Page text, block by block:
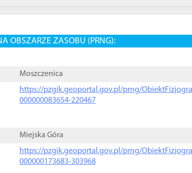
OBSZARZE ZASOBU (PRNG):
Moszczenica
https://pzgik.geoportal.gov.pl/prng/
000000083654-220467
Miejska Góra
https://pzgik.geoportal.gov.pl/prng/
000000173683-303968